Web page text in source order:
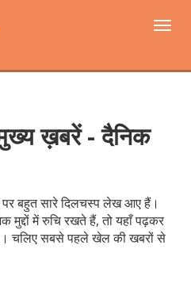
टॉगल
ख़बरें - दैनिक
पर बहुत सारे दिलचस्प लेख आए हैं।
मुद्दों में रुचि रखते हैं, तो यहाँ पढ़कर
चलिए सबसे पहले खेल की खबरों से